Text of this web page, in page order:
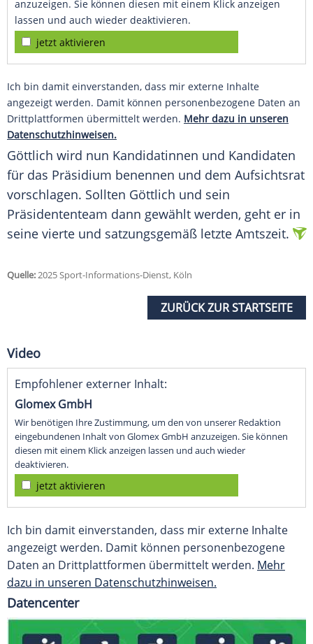
anzuzeigen. Sie können diesen mit einem Klick anzeigen
lassen und auch wieder deaktivieren.
jetzt aktivieren
Ich bin damit einverstanden, dass mir externe Inhalte
angezeigt werden. Damit können personenbezogene Daten an
Drittplattformen übermittelt werden. Mehr dazu in unseren
Datenschutzhinweisen.
Göttlich wird nun Kandidatinnen und Kandidaten
für das Präsidium benennen und dem Aufsichtsrat
vorschlagen. Sollten Göttlich und sein
Präsidententeam dann gewählt werden, geht er in
seine vierte und satzungsgemäß letzte Amtszeit.
Quelle:2025 Sport-Informations-Dienst, Köln
ZURÜCK ZUR STARTSEITE
Video
Empfohlener externer Inhalt:
Glomex GmbH
Wir benötigen Ihre Zustimmung, um den von unserer Redaktion
eingebundenen Inhalt von Glomex GmbH anzuzeigen. Sie können
diesen mit einem Klick anzeigen lassen und auch wieder
deaktivieren.
jetzt aktivieren
Ich bin damit einverstanden, dass mir externe Inhalte
angezeigt werden. Damit können personenbezogene
Daten an Drittplattformen übermittelt werden. Mehr
dazu in unseren Datenschutzhinweisen.
Datencenter